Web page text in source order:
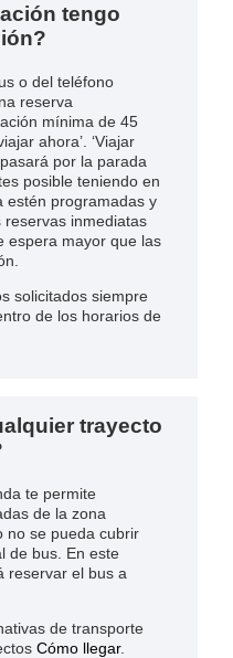
tengo
o del teléfono
reserva
mínima de 45
ahora’. ‘Viajar
por la parada
posible teniendo en
estén programadas y
reservas inmediatas
espera mayor que las
solicitados siempre
de los horarios de
trayecto
te permite
de la zona
no se pueda cubrir
de bus. En este
reservar el bus a
de transporte
Cómo llegar.